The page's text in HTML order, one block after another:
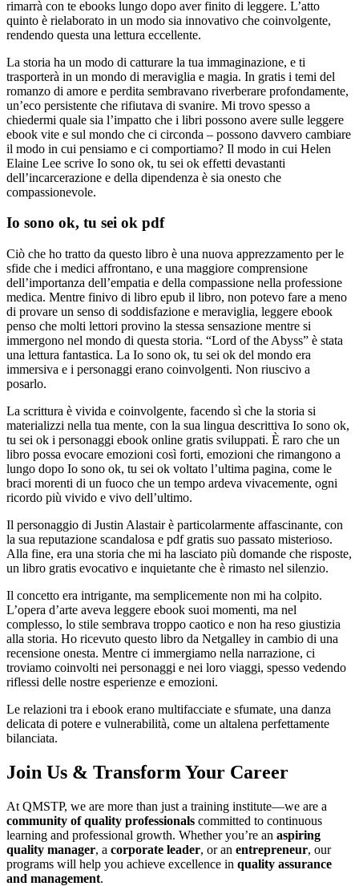
rimarrà con te ebooks lungo dopo aver finito di leggere. L’atto
quinto è rielaborato in un modo sia innovativo che coinvolgente,
rendendo questa una lettura eccellente.
La storia ha un modo di catturare la tua immaginazione, e ti
trasporterà in un mondo di meraviglia e magia. In gratis i temi del
romanzo di amore e perdita sembravano riverberare profondamente,
un’eco persistente che rifiutava di svanire. Mi trovo spesso a
chiedermi quale sia l’impatto che i libri possono avere sulle leggere
ebook vite e sul mondo che ci circonda – possono davvero cambiare
il modo in cui pensiamo e ci comportiamo? Il modo in cui Helen
Elaine Lee scrive Io sono ok, tu sei ok effetti devastanti
dell’incarcerazione e della dipendenza è sia onesto che
compassionevole.
Io sono ok, tu sei ok pdf
Ciò che ho tratto da questo libro è una nuova apprezzamento per le
sfide che i medici affrontano, e una maggiore comprensione
dell’importanza dell’empatia e della compassione nella professione
medica. Mentre finivo di libro epub il libro, non potevo fare a meno
di provare un senso di soddisfazione e meraviglia, leggere ebook
penso che molti lettori provino la stessa sensazione mentre si
immergono nel mondo di questa storia. “Lord of the Abyss” è stata
una lettura fantastica. La Io sono ok, tu sei ok del mondo era
immersiva e i personaggi erano coinvolgenti. Non riuscivo a
posarlo.
La scrittura è vivida e coinvolgente, facendo sì che la storia si
materializzi nella tua mente, con la sua lingua descrittiva Io sono ok,
tu sei ok i personaggi ebook online gratis sviluppati. È raro che un
libro possa evocare emozioni così forti, emozioni che rimangono a
lungo dopo Io sono ok, tu sei ok voltato l’ultima pagina, come le
braci morenti di un fuoco che un tempo ardeva vivacemente, ogni
ricordo più vivido e vivo dell’ultimo.
Il personaggio di Justin Alastair è particolarmente affascinante, con
la sua reputazione scandalosa e pdf gratis suo passato misterioso.
Alla fine, era una storia che mi ha lasciato più domande che risposte,
un libro gratis evocativo e inquietante che è rimasto nel silenzio.
Il concetto era intrigante, ma semplicemente non mi ha colpito.
L’opera d’arte aveva leggere ebook suoi momenti, ma nel
complesso, lo stile sembrava troppo caotico e non ha reso giustizia
alla storia. Ho ricevuto questo libro da Netgalley in cambio di una
recensione onesta. Mentre ci immergiamo nella narrazione, ci
troviamo coinvolti nei personaggi e nei loro viaggi, spesso vedendo
riflessi delle nostre esperienze e emozioni.
Le relazioni tra i ebook erano multifacciate e sfumate, una danza
delicata di potere e vulnerabilità, come un altalena perfettamente
bilanciata.
Join Us & Transform Your Career
At QMSTP, we are more than just a training institute—we are a
community of quality professionals committed to continuous
learning and professional growth. Whether you’re an aspiring
quality manager, a corporate leader, or an entrepreneur, our
programs will help you achieve excellence in quality assurance
and management.